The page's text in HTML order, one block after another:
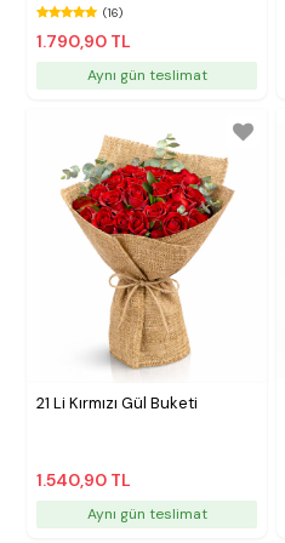
(16)
1.790,90 TL
Aynı gün teslimat
21 Li Kırmızı Gül Buketi
1.540,90 TL
Aynı gün teslimat